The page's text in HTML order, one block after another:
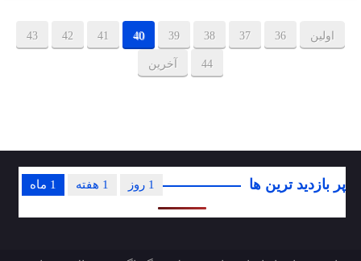
اولین 36
37
38
39
40
41
42
43
44 آخرین
پر بازدید ترین ها 1 ماه 1 هفته 1 روز